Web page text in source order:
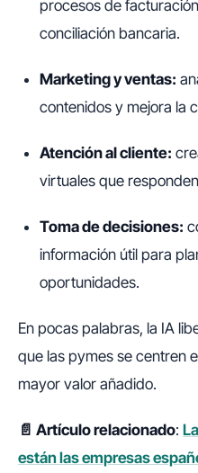
procesos de
conciliación bancaria.
Marketing y ventas:
contenidos y mejora la
Atención al cliente:
virtuales que
Toma de decisiones:
información útil para
oportunidades.
En pocas palabras, la IA
que las pymes se centren
mayor valor añadido.
📄 Artículo relacionado:
están las empresas